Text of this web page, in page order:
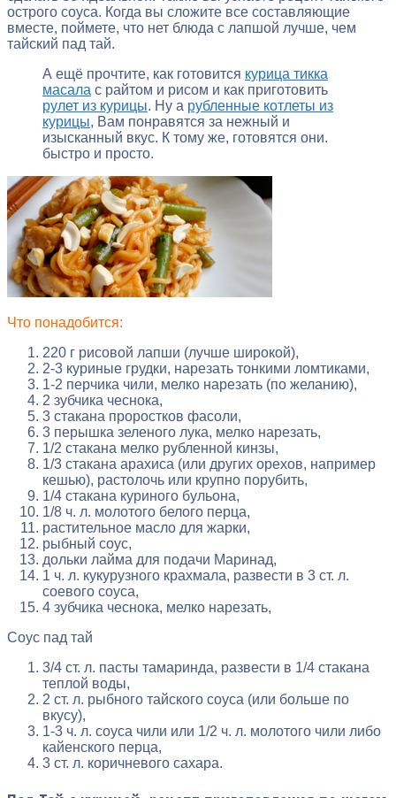
острого соуса. Когда вы сложите все составляющие
вместе, поймете, что нет блюда с лапшой лучше, чем
тайский пад тай.
А ещё прочтите, как готовится курица тикка
масала с райтом и рисом и как приготовить
рулет из курицы. Ну а рубленные котлеты из
курицы, Вам понравятся за нежный и
изысканный вкус. К тому же, готовятся они.
быстро и просто.
Что понадобится:
220 г рисовой лапши (лучше широкой),
2-3 куриные грудки, нарезать тонкими ломтиками,
1-2 перчика чили, мелко нарезать (по желанию),
2 зубчика чеснока,
3 стакана проростков фасоли,
3 перышка зеленого лука, мелко нарезать,
1/2 стакана мелко рубленной кинзы,
1/3 стакана арахиса (или других орехов, например
кешью), растолочь или крупно порубить,
1/4 стакана куриного бульона,
1/8 ч. л. молотого белого перца,
растительное масло для жарки,
рыбный соус,
дольки лайма для подачи Маринад,
1 ч. л. кукурузного крахмала, развести в 3 ст. л.
соевого соуса,
4 зубчика чеснока, мелко нарезать,
Соус пад тай
3/4 ст. л. пасты тамаринда, развести в 1/4 стакана
теплой воды,
2 ст. л. рыбного тайского соуса (или больше по
вкусу),
1-3 ч. л. соуса чили или 1/2 ч. л. молотого чили либо
кайенского перца,
3 ст. л. коричневого сахара.